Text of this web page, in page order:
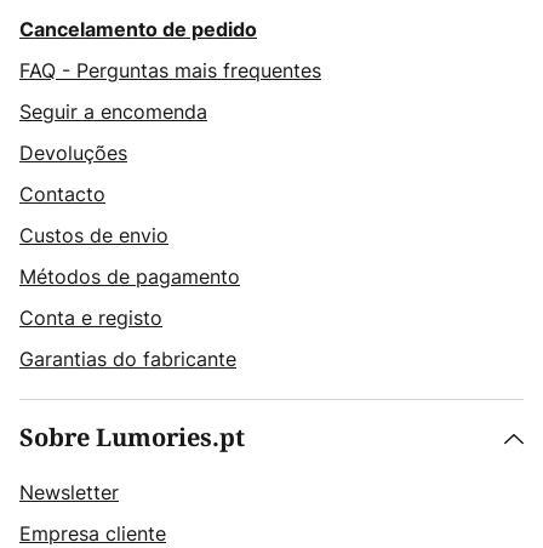
Cancelamento de pedido
FAQ - Perguntas mais frequentes
Seguir a encomenda
Devoluções
Contacto
Custos de envio
Métodos de pagamento
Conta e registo
Garantias do fabricante
Sobre Lumories.pt
Newsletter
Empresa cliente